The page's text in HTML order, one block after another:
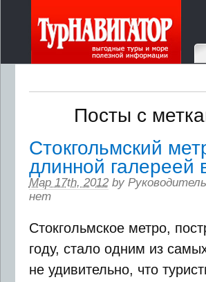
Посты с
Стокгольмский
длинной галереей
Мар 17th, 2012 by
нет
Стокгольмское метро,
году, стало одним из
не удивительно, что